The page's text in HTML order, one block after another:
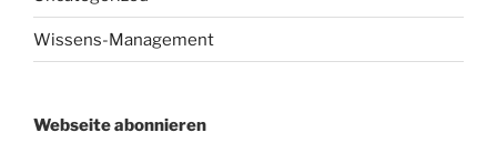
Wissens-Management
Webseite abonnieren